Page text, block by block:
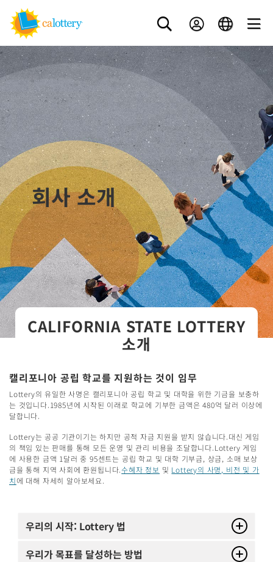
회사 소개
CALIFORNIA STATE LOTTERY
소개
캘리포니아 공립 학교를 지원하는 것이 임무
Lottery의 유일한 사명은 캘리포니아 공립 학교 및 대학을 위한 기금을 보충하
는 것입니다.1985년에 시작된 이래로 학교에 기부한 금액은 480억 달러 이상에
달합니다.
Lottery는 공공 기관이기는 하지만 공적 자금 지원을 받지 않습니다.대신 게임
의 책임 있는 판매를 통해 모든 운영 및 관리 비용을 조달합니다.Lottery 게임
에 사용한 금액 1달러 중 95센트는 공립 학교 및 대학 기부금, 상금, 소매 보상
금을 통해 지역 사회에 환원됩니다.수혜자 정보 및 Lottery의 사명, 비전 및 가
치에 대해 자세히 알아보세요.
우리의 시작: Lottery 법
우리가 목표를 달성하는 방법